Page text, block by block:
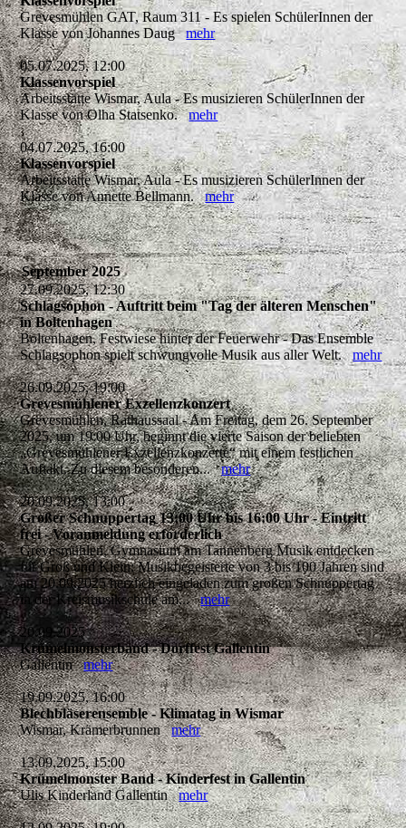
Grevesmühlen GAT, Raum 311 - Es spielen SchülerInnen der
Klasse von Johannes Daugmehr
05.07.2025, 12:00
Klassenvorspiel
Arbeitsstätte Wismar, Aula - Es musizieren SchülerInnen der
Klasse von Olha Statsenko.mehr
04.07.2025, 16:00
Klassenvorspiel
Arbeitsstätte Wismar, Aula - Es musizieren SchülerInnen der
Klasse von Annette Bellmann.mehr
September 2025
27.09.2025, 12:30
Schlagsophon - Auftritt beim "Tag der älteren Menschen"
in Boltenhagen
Boltenhagen, Festwiese hinter der Feuerwehr - Das Ensemble
Schlagsophon spielt schwungvolle Musik aus aller Welt.mehr
26.09.2025, 19:00
Grevesmühlener Exzellenzkonzert
Grevesmühlen, Rathaussaal - Am Freitag, dem 26. September
2025, um 19:00 Uhr, beginnt die vierte Saison der beliebten
„Grevesmühlener Exzellenzkonzerte“ mit einem festlichen
Auftakt. Zu diesem besonderen...mehr
20.09.2025, 13:00
Großer Schnuppertag 13:00 Uhr bis 16:00 Uhr - Eintritt
frei - Voranmeldung erforderlich
Grevesmühlen, Gymnasium am Tannenberg Musik entdecken
für Groß und Klein: Musikbegeisterte von 3 bis 100 Jahren sind
am 20.09.2025 herzlich eingeladen zum großen Schnuppertag
in der Kreismusikschule am...mehr
20.09.2025
Krümelmonsterband - Dorffest Gallentin
Gallentinmehr
19.09.2025, 16:00
Blechbläserensemble - Klimatag in Wismar
Wismar, Krämerbrunnenmehr
13.09.2025, 15:00
Krümelmonster Band - Kinderfest in Gallentin
Ulis Kinderland Gallentinmehr